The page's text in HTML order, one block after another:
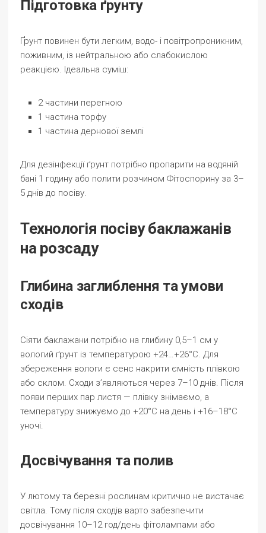
Підготовка ґрунту
Ґрунт повинен бути легким, водо- і повітропроникним,
поживним, із нейтральною або слабокислою
реакцією. Ідеальна суміш:
2 частини перегною
1 частина торфу
1 частина дернової землі
Для дезінфекції ґрунт потрібно пропарити на водяній
бані 1 годину або полити розчином Фітоспорину за 3–
5 днів до посіву.
Технологія посіву баклажанів
на розсаду
Глибина заглиблення та умови
сходів
Сіяти баклажани потрібно на глибину 0,5–1 см у
вологий ґрунт із температурою +24…+26°С. Для
збереження вологи є сенс накрити ємність плівкою
або склом. Сходи з’являються через 7–10 днів. Після
появи перших пар листя — плівку знімаємо, а
температуру знижуємо до +20°С на день і +16–18°С
уночі.
Досвічування та полив
У лютому та березні рослинам критично не вистачає
світла. Тому після сходів варто забезпечити
досвічування 10–12 год/день фітолампами або